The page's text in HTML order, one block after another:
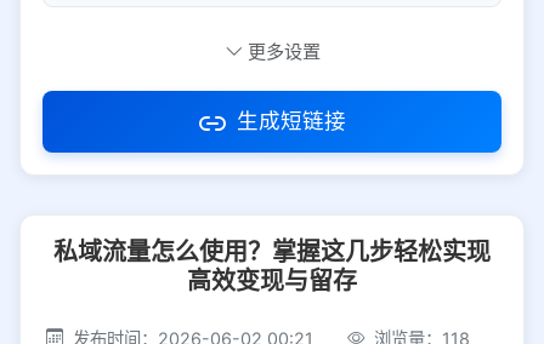
访问密码
社交平台 电商平台
更多设置
生成短链接
私域流量怎么使用？掌握这几步轻松实现
高效变现与留存
发布时间：2026-06-02 00:21
浏览量：118